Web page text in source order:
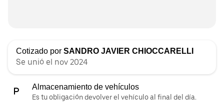
Cotizado por SANDRO JAVIER CHIOCCARELLI
Se unió el nov 2024
Almacenamiento de vehículos
Es tu obligación devolver el vehículo al final del día.